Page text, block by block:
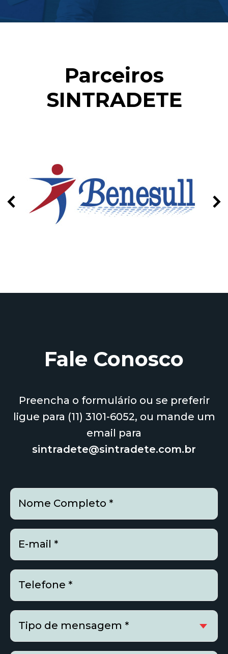
Parceiros
SINTRADETE
Fale Conosco
Preencha o formulário ou se preferir
ligue para (11) 3101-6052, ou mande um
email para
sintradete@sintradete.com.br
Nome Completo *
E-mail *
Telefone *
Tipo de mensagem *